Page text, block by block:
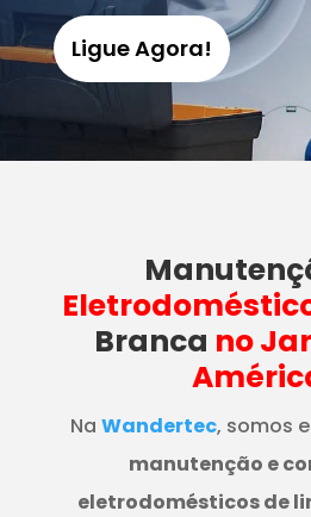
Ligue Agora!
Branca no
Na Wandertec, somos
manutenção e
eletrodomésticos de